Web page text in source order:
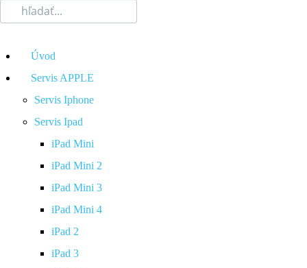
Úvod
Servis APPLE
Servis Iphone
Servis Ipad
iPad Mini
iPad Mini 2
iPad Mini 3
iPad Mini 4
iPad 2
iPad 3